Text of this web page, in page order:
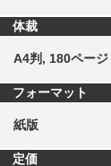
体裁
A4判, 180ページ
フォーマット
紙版
定価